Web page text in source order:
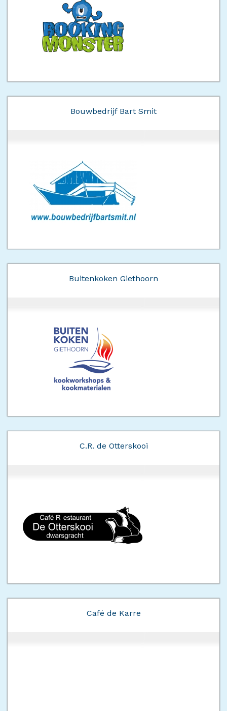
Bouwbedrijf Bart Smit
Buitenkoken Giethoorn
C.R. de Otterskooi
Café de Karre